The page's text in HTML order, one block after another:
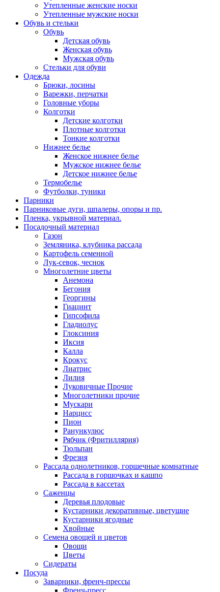
Утепленные женские носки
Утепленные мужские носки
Обувь и стельки
Обувь
Детская обувь
Женская обувь
Мужская обувь
Стельки для обуви
Одежда
Брюки, лосины
Варежки, перчатки
Головные уборы
Колготки
Детские колготки
Плотные колготки
Тонкие колготки
Нижнее белье
Женское нижнее белье
Мужское нижнее белье
Детское нижнее белье
Термобелье
Футболки, туники
Парники
Парниковые дуги, шпалеры, опоры и пр.
Пленка, укрывной материал.
Посадочный материал
Газон
Земляника, клубника рассада
Картофель семенной
Лук-севок, чеснок
Многолетние цветы
Анемона
Бегония
Георгины
Гиацинт
Гипсофила
Гладиолус
Глоксиния
Иксия
Калла
Крокус
Лиатрис
Лилия
Луковичные Прочие
Многолетники прочие
Мускари
Нарцисс
Пион
Ранункулюс
Рябчик (Фритиллярия)
Тюльпан
Фрезия
Рассада однолетников, горшечные комнатные
Рассада в горшочках и кашпо
Рассада в кассетах
Саженцы
Деревья плодовые
Кустарники декоративные, цветущие
Кустарники ягодные
Хвойные
Семена овощей и цветов
Овощи
Цветы
Сидераты
Посуда
Заварники, френч-прессы
Френч-пресс